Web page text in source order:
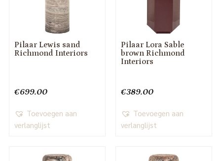
Pilaar Lewis sand
Richmond Interiors
€699.00
Toevoegen aan
verlanglijst
Pilaar Lora Sable
brown Richmond
Interiors
€389.00
Toevoegen aan
verlanglijst